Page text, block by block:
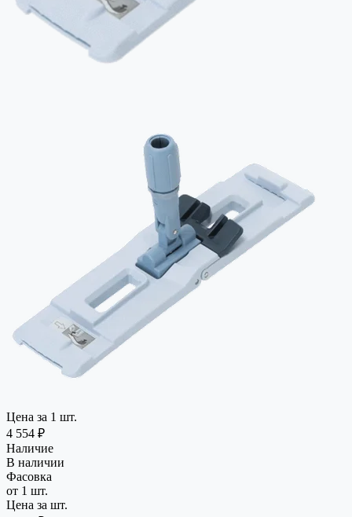
Цена за 1 шт.
4 554 ₽
Наличие
В наличии
Фасовка
от 1 шт.
Цена за шт.